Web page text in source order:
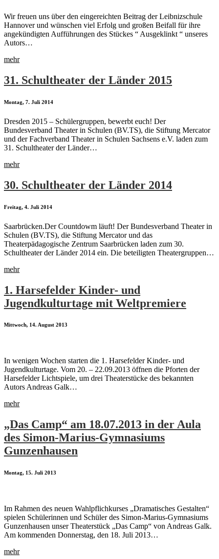
Wir freuen uns über den eingereichten Beitrag der Leibnizschule
Hannover und wünschen viel Erfolg und großen Beifall für ihre
angekündigten Aufführungen des Stückes “ Ausgeklinkt “ unseres
Autors…
mehr
31. Schultheater der Länder 2015
Montag, 7. Juli 2014
Dresden 2015 – Schülergruppen, bewerbt euch! Der
Bundesverband Theater in Schulen (BV.TS), die Stiftung Mercator
und der Fachverband Theater in Schulen Sachsens e.V. laden zum
31. Schultheater der Länder…
mehr
30. Schultheater der Länder 2014
Freitag, 4. Juli 2014
Saarbrücken.Der Countdowm läuft! Der Bundesverband Theater in
Schulen (BV.TS), die Stiftung Mercator und das
Theaterpädagogische Zentrum Saarbrücken laden zum 30.
Schultheater der Länder 2014 ein. Die beteiligten Theatergruppen…
mehr
1. Harsefelder Kinder- und
Jugendkulturtage mit Weltpremiere
Mittwoch, 14. August 2013
In wenigen Wochen starten die 1. Harsefelder Kinder- und
Jugendkulturtage. Vom 20. – 22.09.2013 öffnen die Pforten der
Harsefelder Lichtspiele, um drei Theaterstücke des bekannten
Autors Andreas Galk…
mehr
„Das Camp“ am 18.07.2013 in der Aula
des Simon-Marius-Gymnasiums
Gunzenhausen
Montag, 15. Juli 2013
Im Rahmen des neuen Wahlpflichkurses „Dramatisches Gestalten“
spielen Schülerinnen und Schüler des Simon-Marius-Gymnasiums
Gunzenhausen unser Theaterstück „Das Camp“ von Andreas Galk.
Am kommenden Donnerstag, den 18. Juli 2013…
mehr